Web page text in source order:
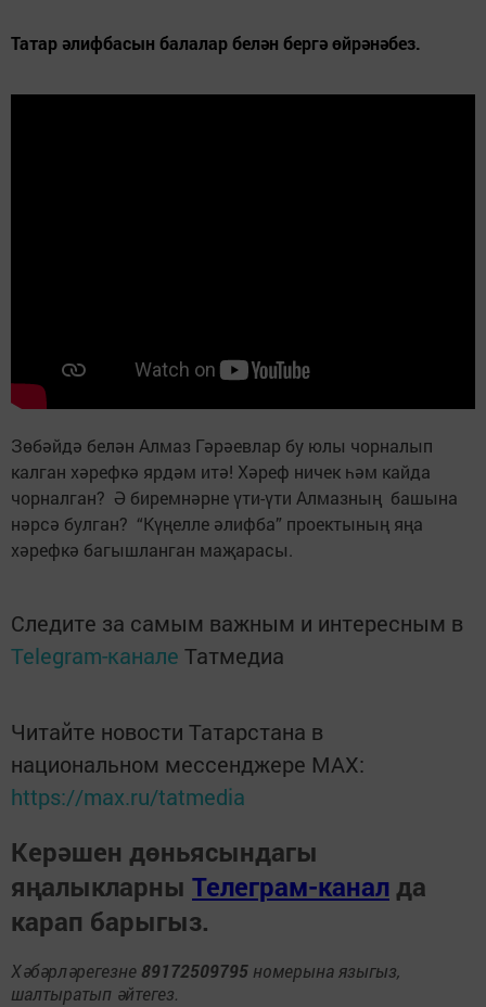
Татар әлифбасын балалар белән бергә өйрәнәбез.
Зөбәйдә белән Алмаз Гәрәевлар бу юлы чорналып
калган хәрефкә ярдәм итә! Хәреф ничек һәм кайда
чорналган? Ә биремнәрне үти-үти Алмазның башына
нәрсә булган? “Күңелле әлифба” проектының яңа
хәрефкә багышланган маҗарасы.
Следите за самым важным и интересным в
Telegram-канале Татмедиа
Читайте новости Татарстана в
национальном мессенджере MАХ:
https://max.ru/tatmedia
Керәшен дөньясындагы
яңалыкларны Телеграм-канал да
карап барыгыз.
Хәбәрләрегезне 89172509795 номерына языгыз,
шалтыратып әйтегез.